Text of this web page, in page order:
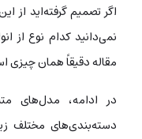
اگر تصمیم گرفته‌اید از
نمی‌دانید کدام نوع از
مقاله دقیقاً همان چیزی
در ادامه، مدل‌های
دسته‌بندی‌های مختلف